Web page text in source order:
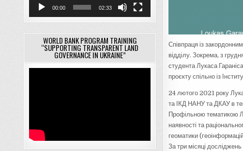
Співпраця із
відділу. Зокрема, з
студента Лукаса
проєкту спільно із
24 лютого 2021 року
та ІКД НАНУ та ДКАУ в
Профільною тематикою
наявності та
геоматики
За три місяці
00:00 02:33
WORLD BANK PROGRAM TRAINING
“SUPPORTING TRANSPARENT LAND
GOVERNANCE IN UKRAINE”